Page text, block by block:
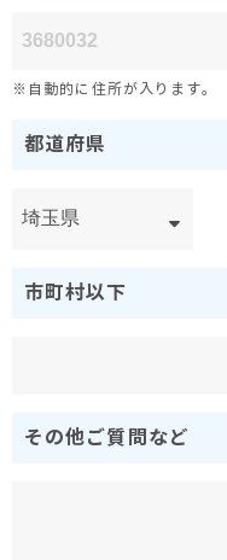
※自動的に住所が入ります。
都道府県
市町村以下
その他ご質問など